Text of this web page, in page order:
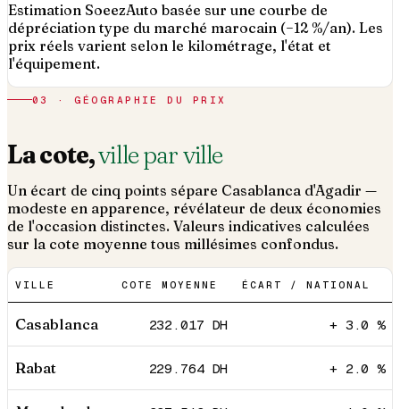
Estimation SoeezAuto basée sur une courbe de
dépréciation type du marché marocain (−12 %/an). Les
prix réels varient selon le kilométrage, l'état et
l'équipement.
03 · GÉOGRAPHIE DU PRIX
La cote,ville par ville
Un écart de cinq points sépare Casablanca d'Agadir —
modeste en apparence, révélateur de deux économies
de l'occasion distinctes. Valeurs indicatives calculées
sur la cote moyenne tous millésimes confondus.
VILLE COTE MOYENNE ÉCART / NATIONAL
Casablanca 232.017 DH + 3.0 %
Rabat 229.764DH + 2.0 %